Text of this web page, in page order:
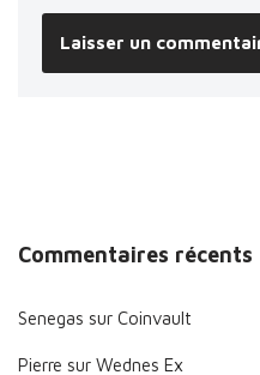
Commentaires récents
Senegas sur Coinvault
Pierre sur Wednes Ex